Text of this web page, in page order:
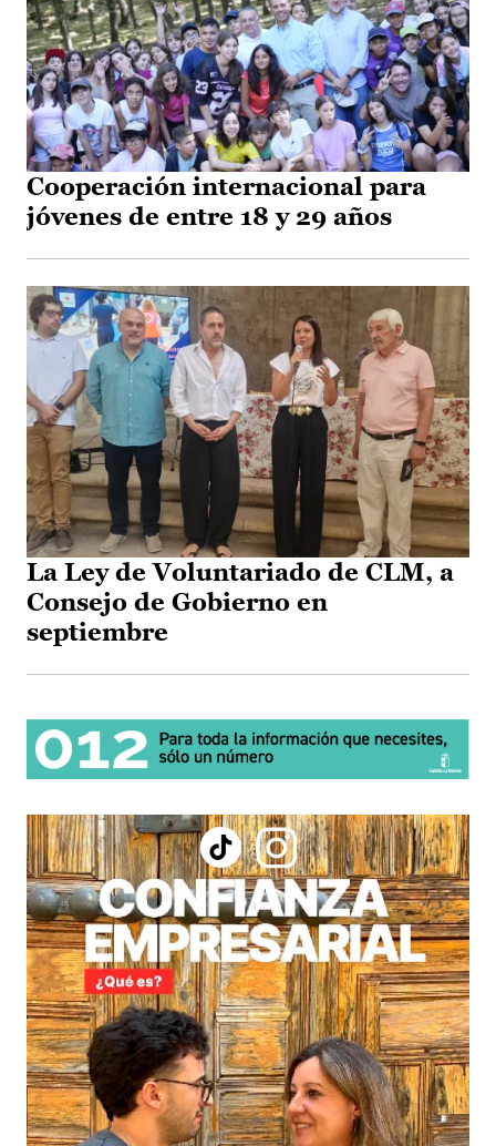
Cooperación internacional para
jóvenes de entre 18 y 29 años
La Ley de Voluntariado de CLM, a
Consejo de Gobierno en
septiembre